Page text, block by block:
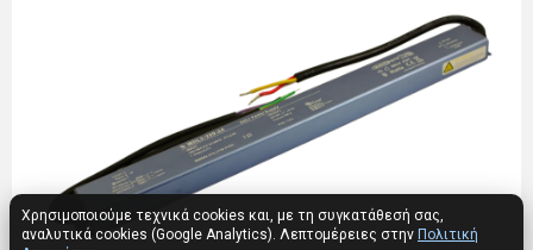
Χρησιμοποιούμε τεχνικά cookies και, με τη συγκατάθεσή σας,
αναλυτικά cookies (Google Analytics). Λεπτομέρειες στην Πολιτική